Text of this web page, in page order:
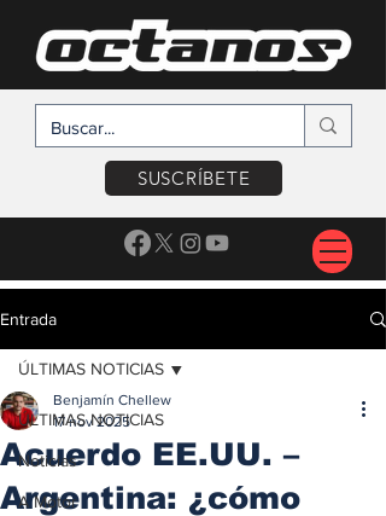
SUSCRÍBETE
Entrada
ÚLTIMAS NOTICIAS
Noticias
A Motor
ÚLTIMAS NOTICIAS
Acuerdo EE.UU. –
Argentina: ¿cómo
Benjamín Chellew
17 nov 2025